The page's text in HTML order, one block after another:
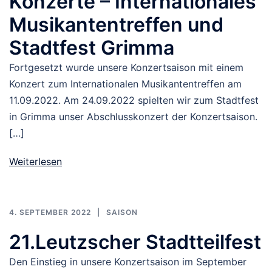
Musikantentreffen und
Stadtfest Grimma
Fortgesetzt wurde unsere Konzertsaison mit einem
Konzert zum Internationalen Musikantentreffen am
11.09.2022. Am 24.09.2022 spielten wir zum Stadtfest
in Grimma unser Abschlusskonzert der Konzertsaison.
[…]
Weiterlesen
4. SEPTEMBER 2022 SAISON
21.Leutzscher Stadtteilfest
Den Einstieg in unsere Konzertsaison im September